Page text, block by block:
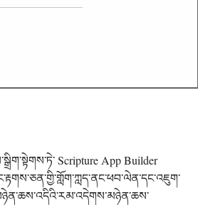
Scripture App Builder